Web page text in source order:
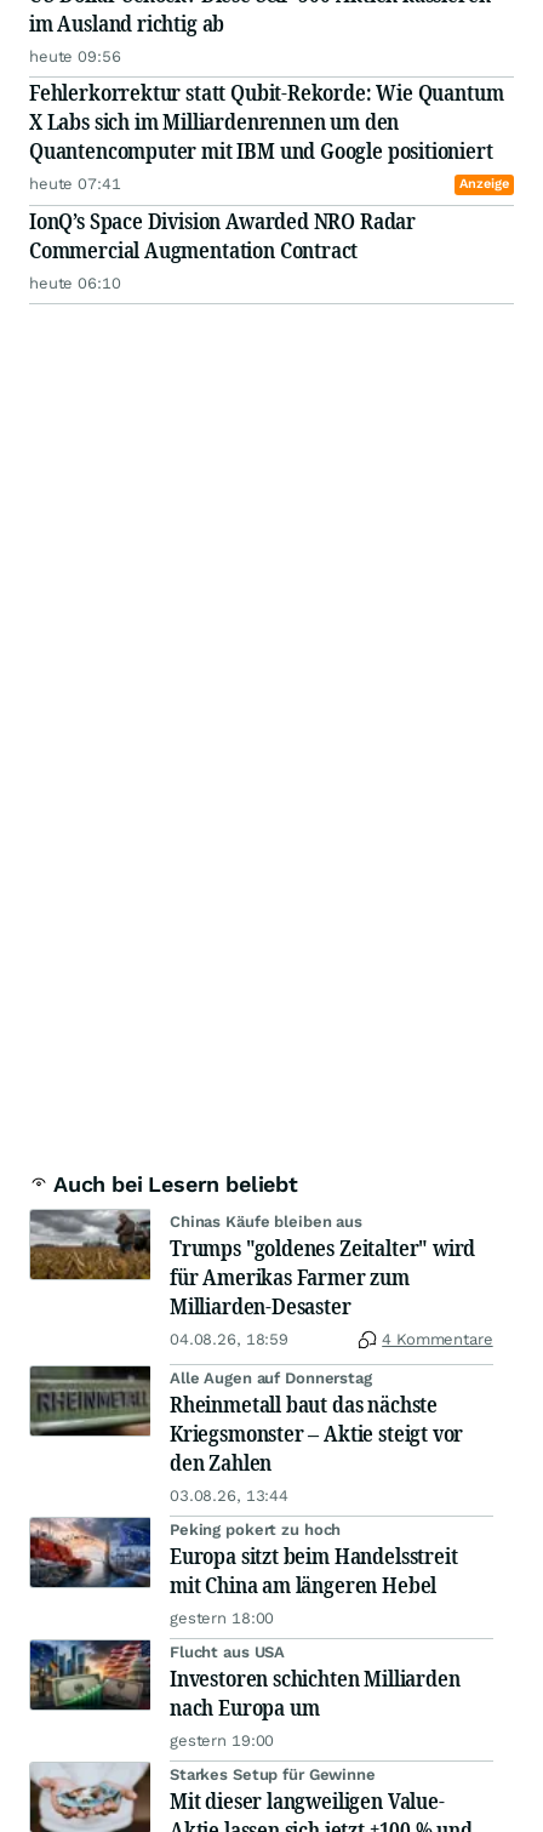
im Ausland richtig ab
heute 09:56
Fehlerkorrektur statt Qubit-Rekorde: Wie Quantum
X Labs sich im Milliardenrennen um den
Quantencomputer mit IBM und Google positioniert
heute 07:41 Anzeige
IonQ’s Space Division Awarded NRO Radar
Commercial Augmentation Contract
heute 06:10
Auch bei Lesern beliebt
Chinas Käufe bleiben aus
Trumps "goldenes Zeitalter" wird
für Amerikas Farmer zum
Milliarden-Desaster
04.08.26, 18:59 4 Kommentare
Alle Augen auf Donnerstag
Rheinmetall baut das nächste
Kriegsmonster – Aktie steigt vor
den Zahlen
03.08.26, 13:44
Peking pokert zu hoch
Europa sitzt beim Handelsstreit
mit China am längeren Hebel
gestern 18:00
Flucht aus USA
Investoren schichten Milliarden
nach Europa um
gestern 19:00
Starkes Setup für Gewinne
Mit dieser langweiligen Value-